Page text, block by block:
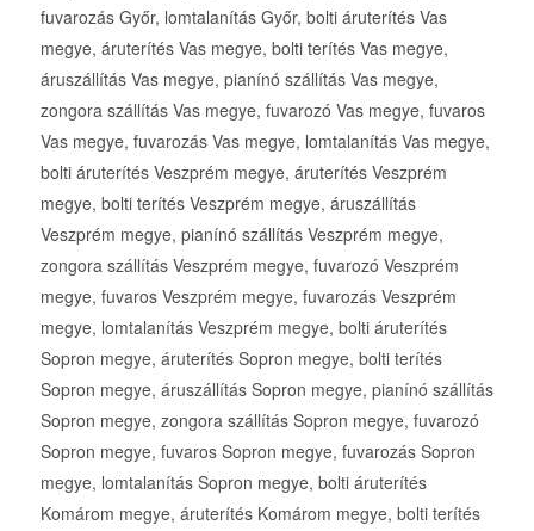
fuvarozás Győr, lomtalanítás Győr, bolti áruterítés Vas
megye, áruterítés Vas megye, bolti terítés Vas megye,
áruszállítás Vas megye, pianínó szállítás Vas megye,
zongora szállítás Vas megye, fuvarozó Vas megye, fuvaros
Vas megye, fuvarozás Vas megye, lomtalanítás Vas megye,
bolti áruterítés Veszprém megye, áruterítés Veszprém
megye, bolti terítés Veszprém megye, áruszállítás
Veszprém megye, pianínó szállítás Veszprém megye,
zongora szállítás Veszprém megye, fuvarozó Veszprém
megye, fuvaros Veszprém megye, fuvarozás Veszprém
megye, lomtalanítás Veszprém megye, bolti áruterítés
Sopron megye, áruterítés Sopron megye, bolti terítés
Sopron megye, áruszállítás Sopron megye, pianínó szállítás
Sopron megye, zongora szállítás Sopron megye, fuvarozó
Sopron megye, fuvaros Sopron megye, fuvarozás Sopron
megye, lomtalanítás Sopron megye, bolti áruterítés
Komárom megye, áruterítés Komárom megye, bolti terítés